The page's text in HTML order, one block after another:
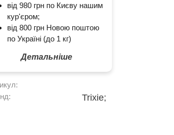
від 980 грн по Києву нашим
кур'єром;
від 800 грн Новою поштою
по Україні (до 1 кг)
Детальніше
Trixie;